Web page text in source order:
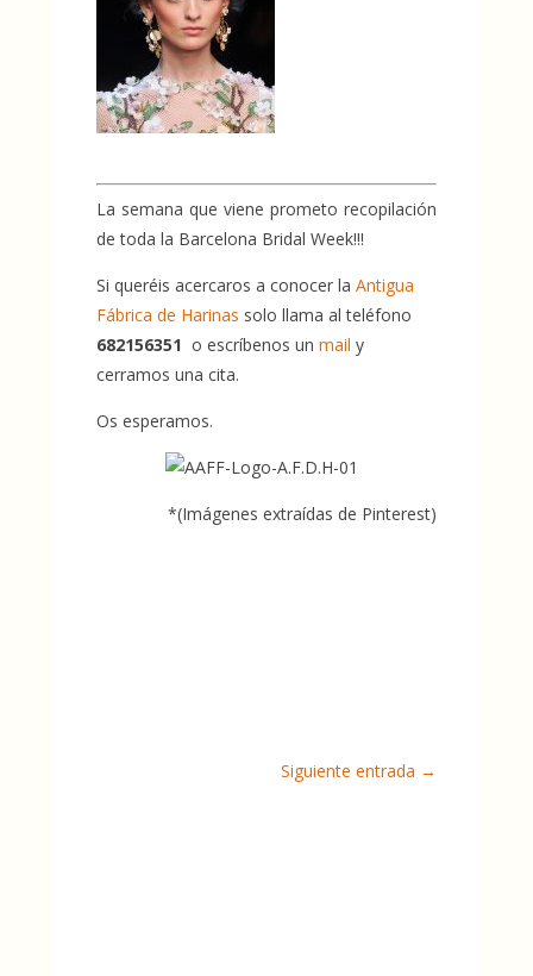
La semana que viene prometo recopilación
de toda la Barcelona Bridal Week!!!
Si queréis acercaros a conocer la Antigua
Fábrica de Harinas solo llama al teléfono
682156351 o escríbenos un mail y
cerramos una cita.
Os esperamos.
*(Imágenes extraídas de Pinterest)
Siguiente entrada →